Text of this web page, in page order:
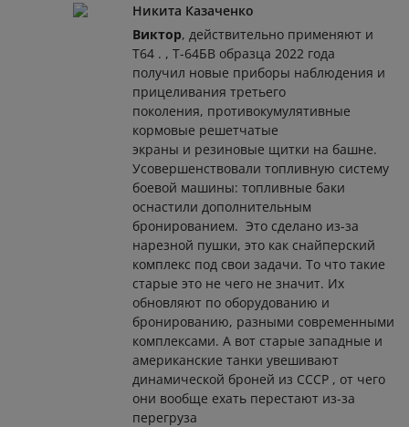
Никита Казаченко
Виктор, действительно применяют и
Т64 . , Т-64БВ образца 2022 года
получил новые приборы наблюдения и
прицеливания третьего
поколения, противокумулятивные
кормовые решетчатые
экраны и резиновые щитки на башне.
Усовершенствовали топливную систему
боевой машины: топливные баки
оснастили дополнительным
бронированием. Это сделано из-за
нарезной пушки, это как снайперский
комплекс под свои задачи. То что такие
старые это не чего не значит. Их
обновляют по оборудованию и
бронированию, разными современными
комплексами. А вот старые западные и
американские танки увешивают
динамической броней из СССР , от чего
они вообще ехать перестают из-за
перегруза